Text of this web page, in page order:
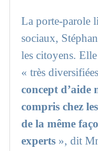
La porte-parole
sociaux,
les citoyens.
« très
concept d’aide
compris chez
de la même
experts », dit